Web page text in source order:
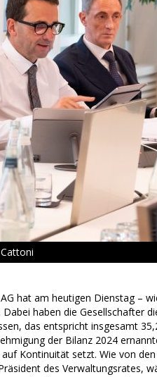
hat am heutigen Dienstag –
haben die Gesellschafter
das entspricht insgesamt
der Bilanz 2024
Kontinuität setzt. Wie von
des Verwaltungsrates,